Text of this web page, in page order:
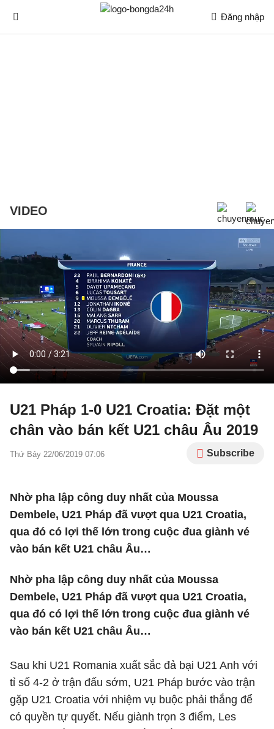
Đăng nhập
VIDEO
U21 Pháp 1-0 U21 Croatia: Đặt một
chân vào bán kết U21 châu Âu 2019
Thứ Bảy 22/06/2019 07:06 Subscribe
Nhờ pha lập công duy nhất của Moussa
Dembele, U21 Pháp đã vượt qua U21 Croatia,
qua đó có lợi thế lớn trong cuộc đua giành vé
vào bán kết U21 châu Âu…
Nhờ pha lập công duy nhất của Moussa
Dembele, U21 Pháp đã vượt qua U21 Croatia,
qua đó có lợi thế lớn trong cuộc đua giành vé
vào bán kết U21 châu Âu…
Sau khi U21 Romania xuất sắc đả bại U21 Anh với
tỉ số 4-2 ở trận đấu sớm, U21 Pháp bước vào trận
gặp U21 Croatia với nhiệm vụ buộc phải thắng để
có quyền tự quyết. Nếu giành trọn 3 điểm, Les